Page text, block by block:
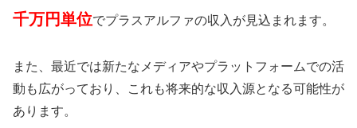
千万円単位でプラスアルファの収入が見込まれます。
また、最近では新たなメディアやプラットフォームでの活
動も広がっており、これも将来的な収入源となる可能性が
あります。